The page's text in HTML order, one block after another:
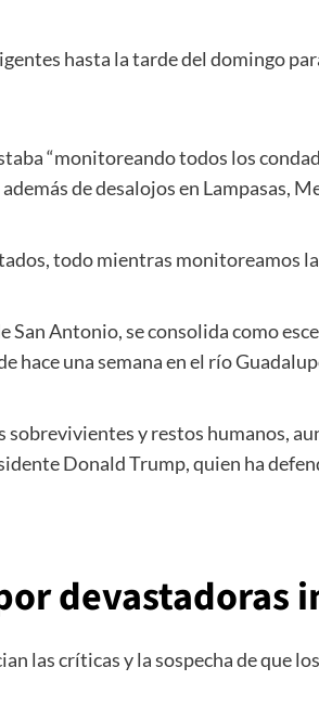
hasta la tarde del domingo
“monitoreando todos los
de desalojos en Lampasas,
todo mientras monitoreamos
San Antonio, se consolida como
una semana en el río
y restos humanos,
Donald Trump, quien ha
devastadoras
las críticas y la sospecha de que